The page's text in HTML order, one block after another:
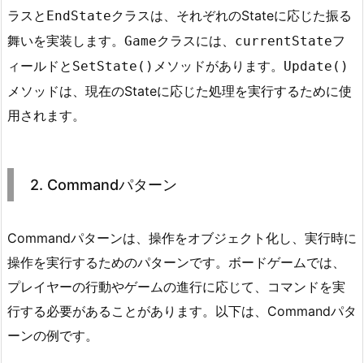
ラスと EndStateクラスは、それぞれのStateに応じた振る
舞いを実装します。 Gameクラスには、 currentStateフ
ィールドと SetState() メソッドがあります。 Update()
メソッドは、現在のStateに応じた処理を実行するために使
用されます。
2. Commandパターン
Commandパターンは、操作をオブジェクト化し、実行時に
操作を実行するためのパターンです。ボードゲームでは、
プレイヤーの行動やゲームの進行に応じて、コマンドを実
行する必要があることがあります。以下は、Commandパタ
ーンの例です。